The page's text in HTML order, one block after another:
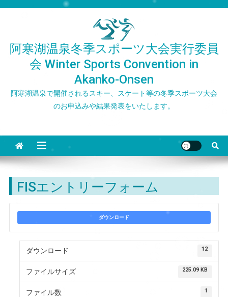
阿寒湖温泉冬季スポーツ大会実行委員
会 Winter Sports Convention in
Akanko-Onsen
阿寒湖温泉で開催されるスキー、スケート等の冬季スポーツ大会
のお申込みや結果発表をいたします。
FISエントリーフォーム
ダウンロード
ダウンロード 12
ファイルサイズ 225.09 KB
ファイル数 1